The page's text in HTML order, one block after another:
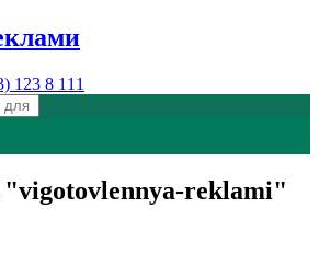
123 8 111
"vigotovlennya-reklami"